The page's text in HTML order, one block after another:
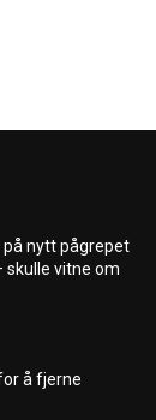
på nytt pågrepet
skulle vitne om
å fjerne